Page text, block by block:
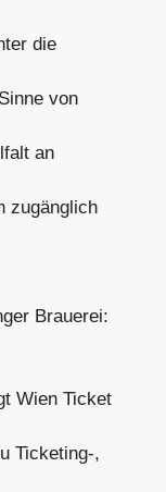
die
von
an
zugänglich
Brauerei:
Wien Ticket
Ticketing-,